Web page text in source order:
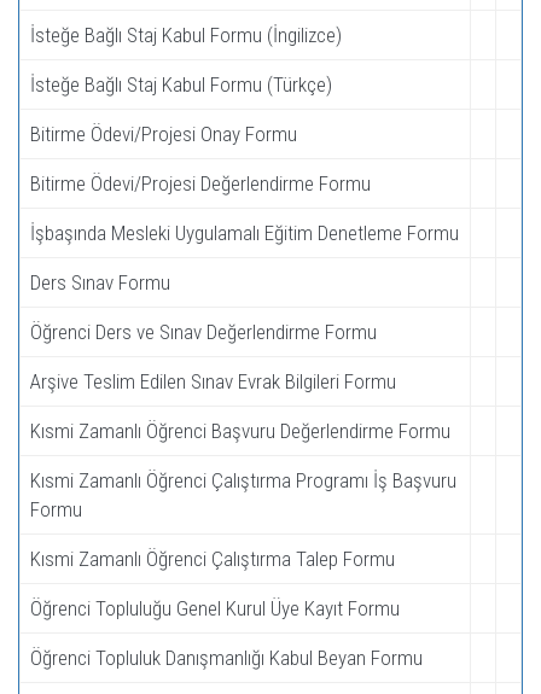
İsteğe Bağlı Staj Kabul Formu (İngilizce)
İsteğe Bağlı Staj Kabul Formu (Türkçe)
Bitirme Ödevi/Projesi Onay Formu
Bitirme Ödevi/Projesi Değerlendirme Formu
İşbaşında Mesleki Uygulamalı Eğitim Denetleme Formu
Ders Sınav Formu
Öğrenci Ders ve Sınav Değerlendirme Formu
Arşive Teslim Edilen Sınav Evrak Bilgileri Formu
Kısmi Zamanlı Öğrenci Başvuru Değerlendirme Formu
Kısmi Zamanlı Öğrenci Çalıştırma Programı İş Başvuru
Formu
Kısmi Zamanlı Öğrenci Çalıştırma Talep Formu
Öğrenci Topluluğu Genel Kurul Üye Kayıt Formu
Öğrenci Topluluk Danışmanlığı Kabul Beyan Formu